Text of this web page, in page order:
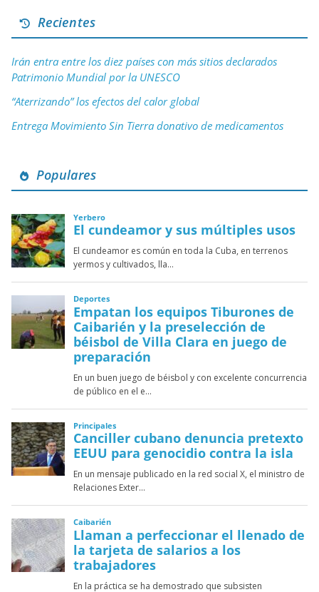
Recientes
Irán entra entre los diez países con más sitios declarados
Patrimonio Mundial por la UNESCO
“Aterrizando” los efectos del calor global
Entrega Movimiento Sin Tierra donativo de medicamentos
Populares